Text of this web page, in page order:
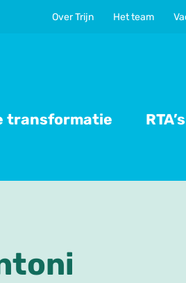
transformatie RTA’s
Over Trijn Het team